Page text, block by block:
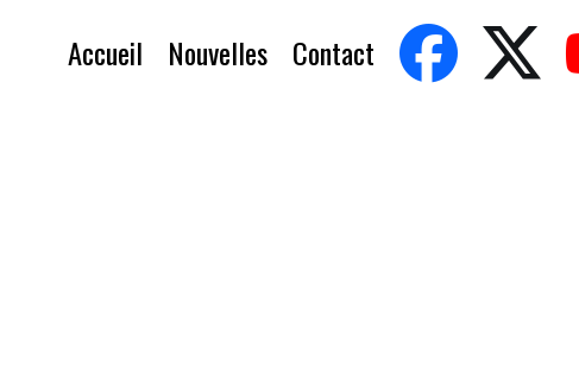
Accueil Nouvelles Contact